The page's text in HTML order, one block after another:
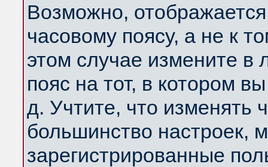
Возможно,
часовому поясу, а не к
этом случае измените в
пояс на тот, в котором
д. Учтите, что изменять
большинство настроек,
зарегистрированные